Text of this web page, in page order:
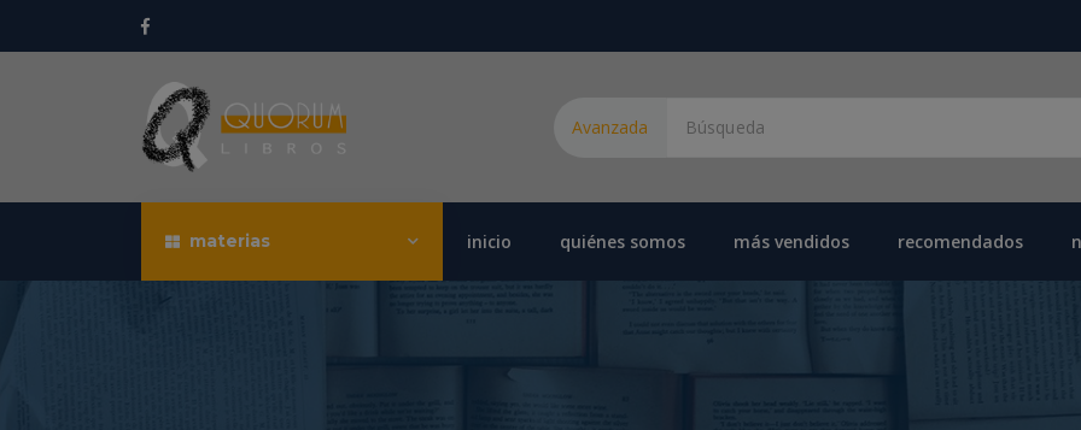
Avanzada
materias inicio quiénes somos más vendidos recomendados